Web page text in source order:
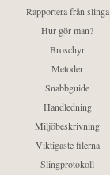
Rapportera från slinga
Hur gör man?
Broschyr
Metoder
Snabbguide
Handledning
Miljöbeskrivning
Viktigaste filerna
Slingprotokoll